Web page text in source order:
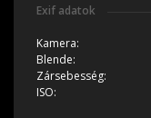
Exif adatok
Kamera:
Blende:
Zársebesség:
ISO: